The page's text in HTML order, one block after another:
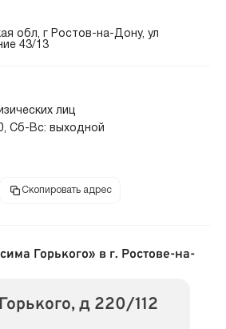
обл, г Ростов-на-Дону, ул
43/13
лиц
Сб-Вс: выходной
Скопировать адрес
Горького» в г. Ростове-на-
д 220/112